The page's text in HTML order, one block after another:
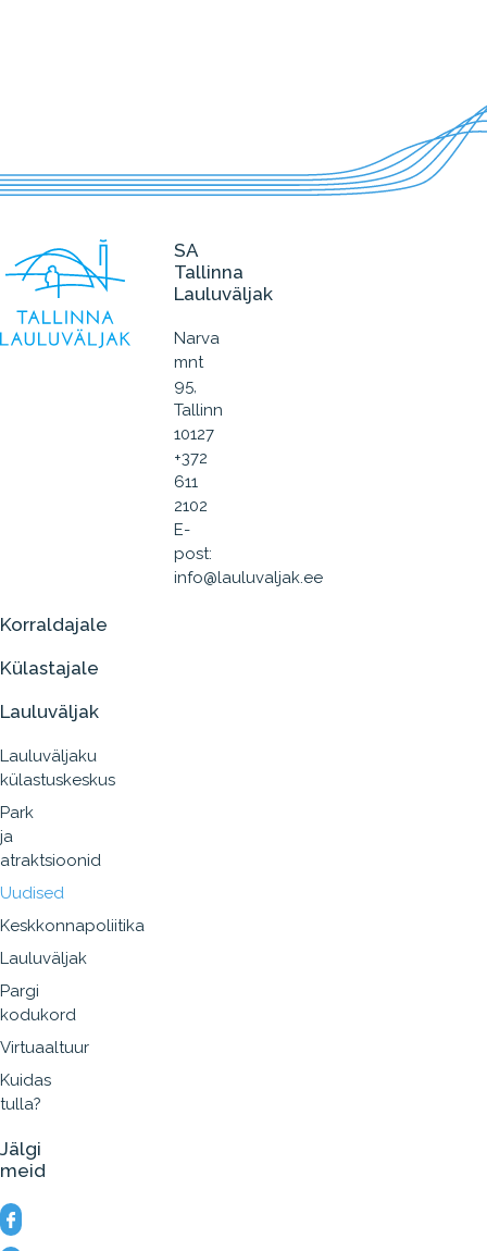
SA
Tallinna
Lauluväljak
Narva
mnt
95,
Tallinn
10127
+372
611
2102
E-
post:
info@lauluvaljak.ee
Korraldajale
Külastajale
Lauluväljak
Lauluväljaku
külastuskeskus
Park
ja
atraktsioonid
Uudised
Keskkonnapoliitika
Lauluväljak
Pargi
kodukord
Virtuaaltuur
Kuidas
tulla?
Jälgi
meid